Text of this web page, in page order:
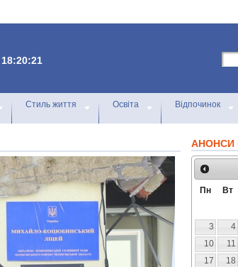
18:20:21
Стиль життя Освіта Відпочинок
АНОНСИ
Пн Вт
3
4
10
11
17
18